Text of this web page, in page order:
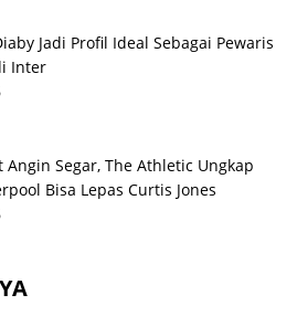
Jadi Profil Ideal Sebagai Pewaris
Inter
Angin Segar, The Athletic Ungkap
Bisa Lepas Curtis Jones